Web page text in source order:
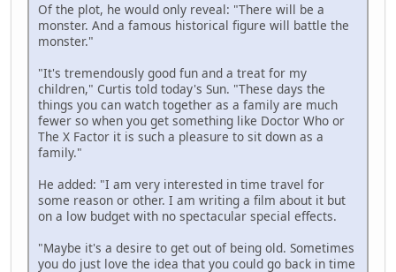
Of the plot, he would only reveal: "There will be a
monster. And a famous historical figure will battle the
monster."
"It's tremendously good fun and a treat for my
children," Curtis told today's Sun. "These days the
things you can watch together as a family are much
fewer so when you get something like Doctor Who or
The X Factor it is such a pleasure to sit down as a
family."
He added: "I am very interested in time travel for
some reason or other. I am writing a film about it but
on a low budget with no spectacular special effects.
"Maybe it's a desire to get out of being old. Sometimes
you do just love the idea that you could go back in time